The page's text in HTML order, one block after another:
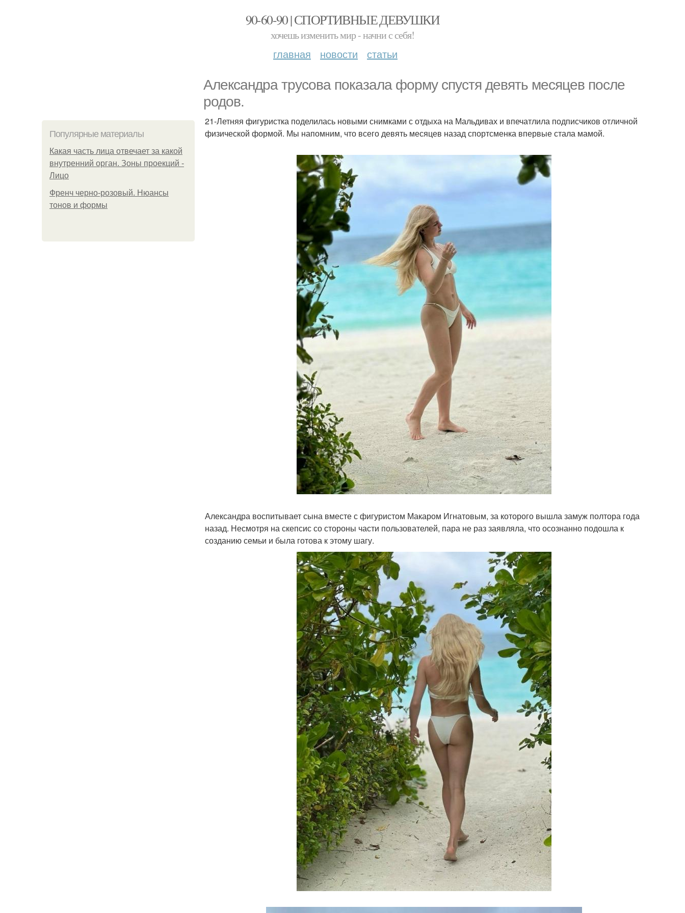
90-60-90 | СПОРТИВНЫЕ ДЕВУШКИ
хочешь изменить мир - начни с себя!
главная новости статьи
Александра трусова показала форму спустя девять месяцев после
родов.
Популярные материалы
Какая часть лица отвечает за какой
внутренний орган. Зоны проекций -
Лицо
Френч черно-розовый. Нюансы
тонов и формы
21-Летняя фигуристка поделилась новыми снимками с отдыха на Мальдивах и впечатлила подписчиков отличной
физической формой. Мы напомним, что всего девять месяцев назад спортсменка впервые стала мамой.
Александра воспитывает сына вместе с фигуристом Макаром Игнатовым, за которого вышла замуж полтора года
назад. Несмотря на скепсис со стороны части пользователей, пара не раз заявляла, что осознанно подошла к
созданию семьи и была готова к этому шагу.